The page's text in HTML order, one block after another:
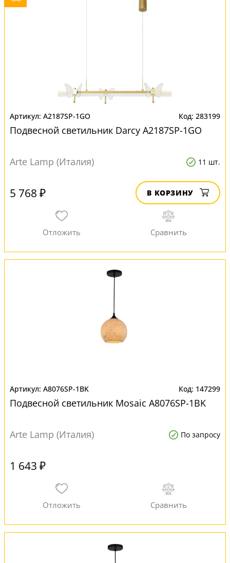
A2187SP-1GO 283199
Подвесной светильник Darcy A2187SP-1GO
Arte Lamp (Италия) 11 шт.
5 768 ₽ В КОРЗИНУ
A8076SP-1BK 147299
Подвесной светильник Mosaic A8076SP-1BK
Arte Lamp (Италия) По запросу
1 643 ₽